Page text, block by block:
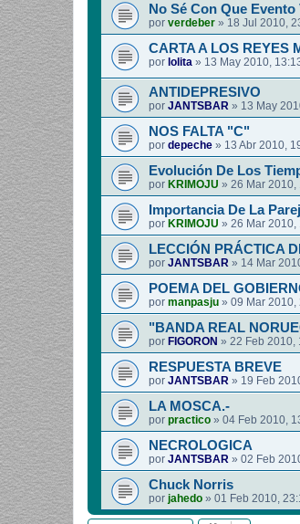
No Sé Con Que
por verdeber » 18 Jul 2010,
CARTA A LOS REYES
por lolita » 13 May 2010,
ANTIDEPRESIVO
por JANTSBAR » 13 May
NOS FALTA "C"
por depeche » 13 Abr 2010,
Evolución De Los
por KRIMOJU » 26 Mar 2010,
Importancia De La
por KRIMOJU » 26 Mar 2010,
LECCIÓN PRÁCTICA
por JANTSBAR » 14 Mar
POEMA DEL
por manpasju » 09 Mar 2010,
"BANDA REAL
por FIGORON » 22 Feb 2010,
RESPUESTA BREVE
por JANTSBAR » 19 Feb
LA MOSCA.-
por practico » 04 Feb 2010,
NECROLOGICA
por JANTSBAR » 02 Feb
Chuck Norris
por jahedo » 01 Feb 2010,